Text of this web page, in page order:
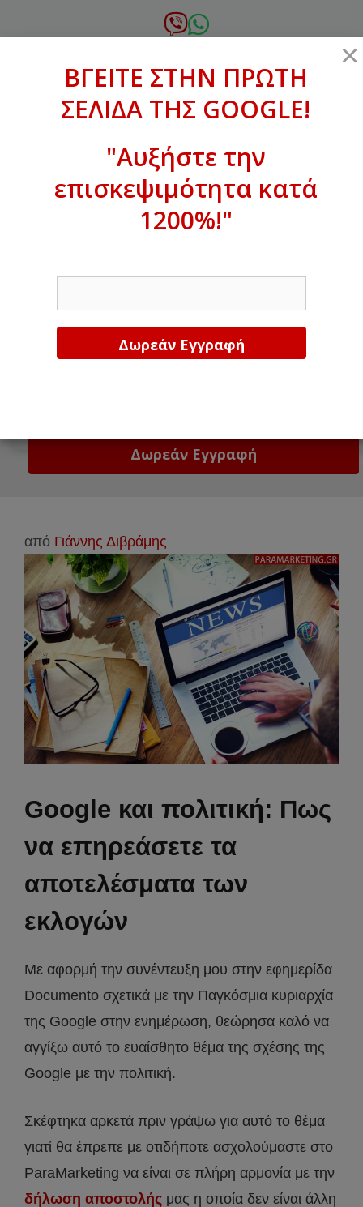
σε
xanthogenous@gmail.com
ΒΓΕΙΤΕ ΣΤΗΝ ΠΡΩΤΗ ΣΕΛΙΔΑ ΤΗΣ
GOOGLE!
από Γιάννης Διβράμης
Google και πολιτική: Πως
να επηρεάσετε τα
αποτελέσματα των
εκλογών
Με αφορμή την συνέντευξη μου στην εφημερίδα
Documento σχετικά με την Παγκόσμια κυριαρχία
της Google στην ενημέρωση, θεώρησα καλό να
αγγίξω αυτό το ευαίσθητο θέμα της σχέσης της
Google με την πολιτική.
Σκέφτηκα αρκετά πριν γράψω για αυτό το θέμα
γιατί θα έπρεπε με οτιδήποτε ασχολούμαστε στο
ParaMarketing να είναι σε πλήρη αρμονία με την
δήλωση αποστολής μας η οποία δεν είναι άλλη
×
ΒΓΕΙΤΕ ΣΤΗΝ ΠΡΩΤΗ
ΣΕΛΙΔΑ ΤΗΣ GOOGLE!
"Αυξήστε την
επισκεψιμότητα κατά
1200%!"